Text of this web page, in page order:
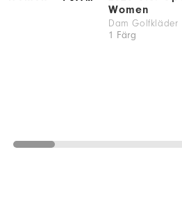
Women
Dam Golfkläder
1 Färg